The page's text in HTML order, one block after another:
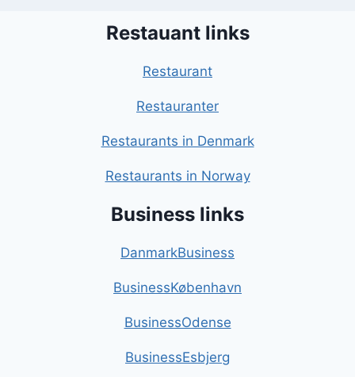
Restauant links
Restaurant
Restauranter
Restaurants in Denmark
Restaurants in Norway
Business links
DanmarkBusiness
BusinessKøbenhavn
BusinessOdense
BusinessEsbjerg